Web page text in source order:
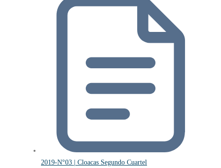
2019-N°03 | Cloacas Segundo Cuartel